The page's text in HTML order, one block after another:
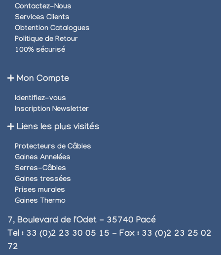
Contactez-Nous
Services Clients
Obtention Catalogues
Politique de Retour
100% sécurisé
Mon Compte
Identifiez-vous
Inscription Newsletter
Liens les plus visités
Protecteurs de Câbles
Gaines Annelées
Serres-Câbles
Gaines tressées
Prises murales
Gaines Thermo
7, Boulevard de l'Odet - 35740 Pacé
Tel : 33 (0)2 23 30 05 15 - Fax : 33 (0)2 23 25 02
72